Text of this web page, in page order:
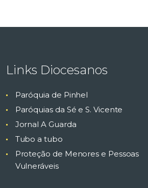
Links Diocesanos
Paróquia de Pinhel
Paróquias da Sé e S. Vicente
Jornal A Guarda
Tubo a tubo
Proteção de Menores e Pessoas
Vulneráveis